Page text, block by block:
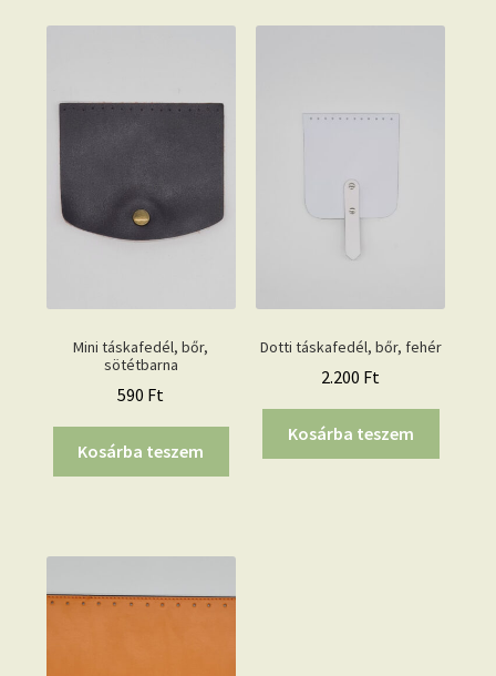
Mini táskafedél, bőr,
sötétbarna
590 Ft
Kosárba teszem
Dotti táskafedél, bőr, fehér
2.200 Ft
Kosárba teszem